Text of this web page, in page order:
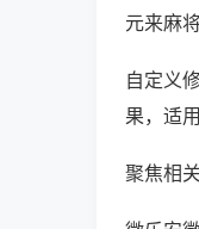
元来麻
自定义
果，适
聚焦相